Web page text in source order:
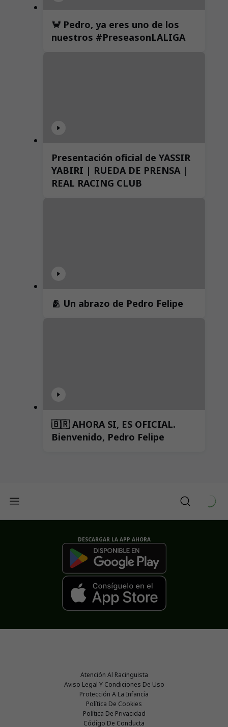
🦀 Pedro, ya eres uno de los
nuestros #PreseasonLALIGA
Presentación oficial de YASSIR
YABIRI | RUEDA DE PRENSA |
REAL RACING CLUB
🫂 Un abrazo de Pedro Felipe
🇧🇷 AHORA SI, ES OFICIAL.
Bienvenido, Pedro Felipe
DESCARGAR LA APP AHORA
Atención Al Racinguista
Aviso Legal Y Condiciones De Uso
Protección A La Infancia
Política De Cookies
Política De Privacidad
Código De Conducta